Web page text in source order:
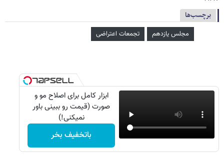
برچسب‌ها
مجلس یازدهم تجمعات اعتراضی
ابزار کامل برای اصلاح مو و
صورت (قیمت رو ببینی باور
نمیکنی!)
باتخفیف بخر